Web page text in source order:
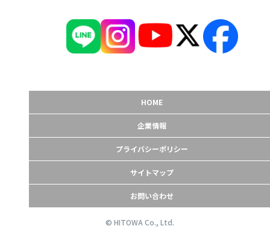
HOME
企業情報
プライバシーポリシー
サイトマップ
お問い合わせ
© HITOWA Co., Ltd.